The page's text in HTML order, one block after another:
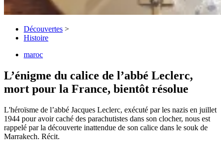
Découvertes >
Histoire
maroc
L’énigme du calice de l’abbé Leclerc,
mort pour la France, bientôt résolue
L'héroïsme de l’abbé Jacques Leclerc, exécuté par les nazis en juillet
1944 pour avoir caché des parachutistes dans son clocher, nous est
rappelé par la découverte inattendue de son calice dans le souk de
Marrakech. Récit.